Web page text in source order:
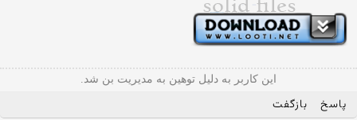
این کاربر به دلیل توهین به مدیریت بن شد.
پاسخ بازگفت